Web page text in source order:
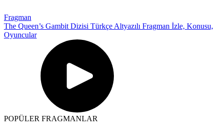
Fragman
The Queen’s Gambit Dizisi Türkçe Altyazılı Fragman İzle, Konusu,
Oyuncular
POPÜLER FRAGMANLAR